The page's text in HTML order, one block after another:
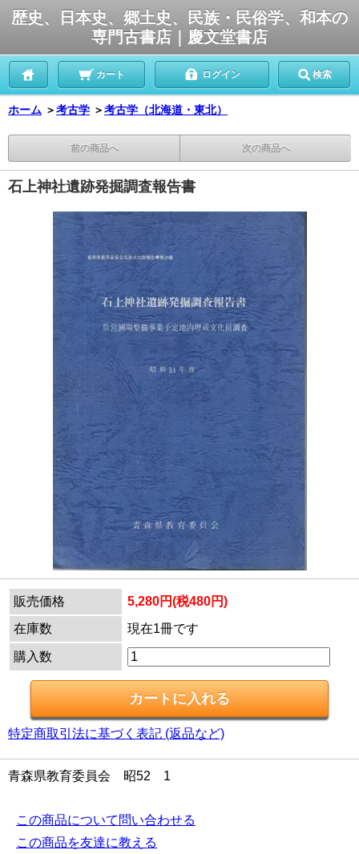
歴史、日本史、郷土史、民族・民俗学、和本の
専門古書店｜慶文堂書店
カート ログイン 検索
ホーム ＞考古学 ＞考古学（北海道・東北）
前の商品へ 次の商品へ
石上神社遺跡発掘調査報告書
販売価格
5,280円(税480円)
在庫数
現在1冊です
購入数
特定商取引法に基づく表記 (返品など)
青森県教育委員会 昭52 1
この商品について問い合わせる
この商品を友達に教える